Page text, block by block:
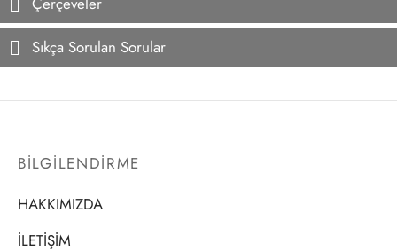
Sıkça Sorulan Sorular
BİLGİLENDİRME
HAKKIMIZDA
İLETİŞİM